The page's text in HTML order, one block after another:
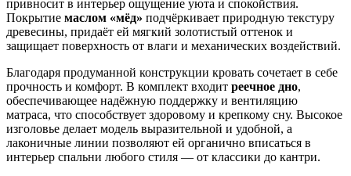
привносит в интерьер ощущение уюта и спокойствия.
Покрытие маслом «мёд» подчёркивает природную текстуру
древесины, придаёт ей мягкий золотистый оттенок и
защищает поверхность от влаги и механических воздействий.
Благодаря продуманной конструкции кровать сочетает в себе
прочность и комфорт. В комплект входит реечное дно,
обеспечивающее надёжную поддержку и вентиляцию
матраса, что способствует здоровому и крепкому сну. Высокое
изголовье делает модель выразительной и удобной, а
лаконичные линии позволяют ей органично вписаться в
интерьер спальни любого стиля — от классики до кантри.